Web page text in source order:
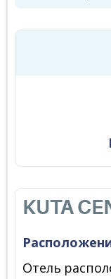
KUTA
Отель